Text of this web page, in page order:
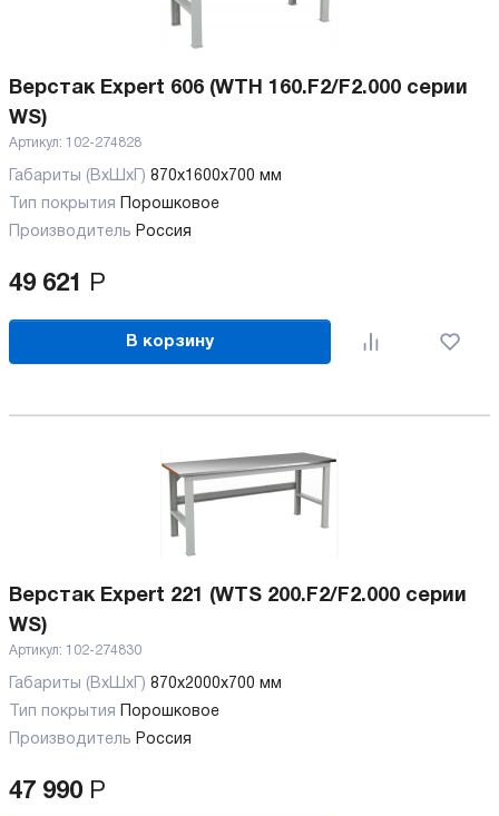
Верстак Expert 606 (WTH 160.F2/F2.000 серии
WS)
Артикул: 102-274828
Габариты (ВхШхГ) 870x1600x700 мм
Тип покрытия
Порошковое
Производитель Россия
49 621 Р
В корзину
Верстак Expert 221 (WTS 200.F2/F2.000 серии
WS)
Артикул: 102-274830
Габариты (ВхШхГ) 870x2000x700 мм
Тип покрытия
Порошковое
Производитель Россия
47 990 Р